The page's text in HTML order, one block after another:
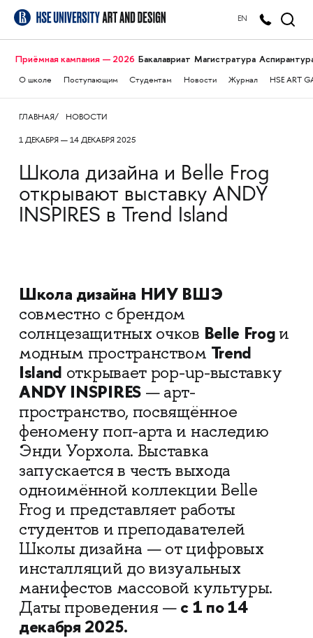
EN
Приёмная кампания — 2026 Бакалавриат Магистратура
О школе Поступающим Студентам Новости Журнал HSE ART
ГЛАВНАЯ НОВОСТИ
1 ДЕКАБРЯ — 14 ДЕКАБРЯ 2025
Школа дизайна и Belle Frog
открывают выставку ANDY
INSPIRES в Trend Island
Школа дизайна НИУ ВШЭ
совместно с брендом
солнцезащитных очков Belle Frogи
модным пространством Trend
Island открывает pop-up-выставку
ANDY INSPIRES — арт-
пространство, посвящённое
феномену поп-арта и наследию
Энди Уорхола. Выставка
запускается в честь выхода
одноимённой коллекции Belle
Frog и представляет работы
студентов и преподавателей
Школы дизайна — от цифровых
инсталляций до визуальных
манифестов массовой культуры.
Даты проведения —с 1 по 14
декабря 2025.